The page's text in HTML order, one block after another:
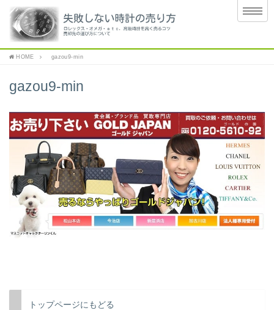
HOME gazou9-min
gazou9-min
トップページにもどる